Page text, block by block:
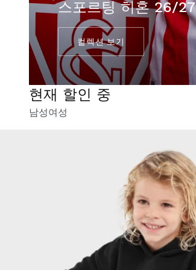
스포르팅 히혼 26/27
컬렉션 보기
현재 할인 중
남성여성